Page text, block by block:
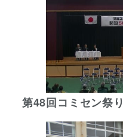
第48回コミセン祭り